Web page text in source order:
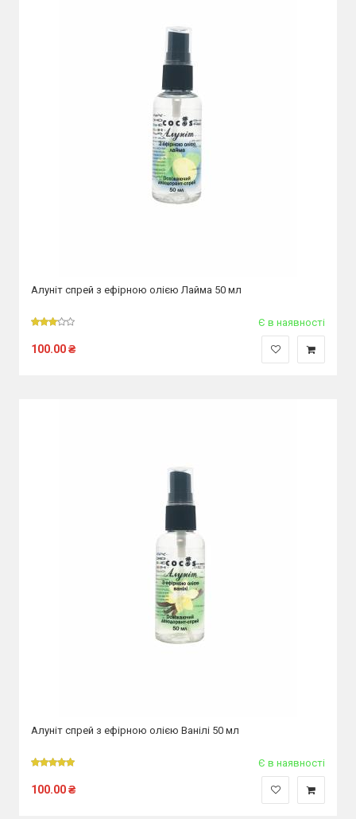
Алуніт спрей з ефірною олією Лайма 50 мл
Є в наявності
100.00₴
Алуніт спрей з ефірною олією Ванілі 50 мл
Є в наявності
100.00₴